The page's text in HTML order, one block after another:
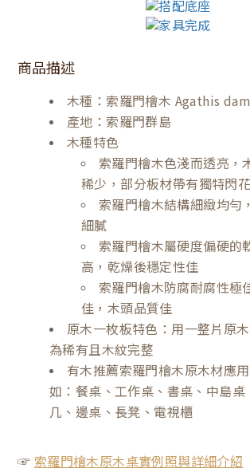
商品描述
木種：索羅門檜木 Agathis
產地：索羅門群島
木種特色
索羅門檜木色淺而透亮，
稀少，部分板材帶有獨特閃
索羅門檜木結構細緻均勻
細膩
索羅門檜木屬硬度偏硬的
高，乾燥後穩定性佳
索羅門檜木防腐耐腐性極
佳，木頭品質佳
原木一枚板特色：用一整片原
為稀有且木紋完整
有木推薦索羅門檜木原木材應
如：餐桌、工作桌、書桌、中島桌
几、邊桌、長凳、電視櫃
☞ 索羅門檜木原木桌實例照與詳細介紹